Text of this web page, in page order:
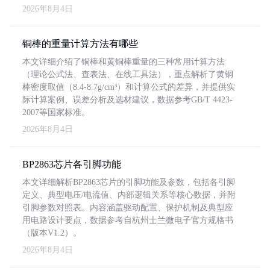
2026年8月4日
铜棒的重量计算方法有哪些
本文详细介绍了铜棒和黄铜棒重量的三种常用计算方法
（理论公式法、查表法、在线工具法），重点解析了黄铜
棒密度取值（8.4-8.7g/cm³）和计算公式的差异，并提供实
际计算案例、误差分析及选材建议，数据参考GB/T 4423-
2007等国家标准。
2026年8月4日
BP2863芯片各引脚功能
本文详细解析BP2863芯片的引脚功能及参数，包括各引脚
定义、典型电压/电流值、内部逻辑关系等核心数据，并附
引脚参数对照表。内容涵盖驱动配置、保护机制及典型应
用电路设计要点，数据参考自杭州士兰微电子官方规格书
（版本V1.2）。
2026年8月4日